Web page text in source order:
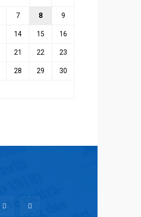
7 8 9
14 15 16
21 22 23
28 29 30